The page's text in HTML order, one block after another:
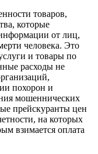
товаров,
которые
от лиц,
человека. Это
и товары по
расходы не
похорон и
мошеннических
прейскуранты цен
на которых
взимается оплата